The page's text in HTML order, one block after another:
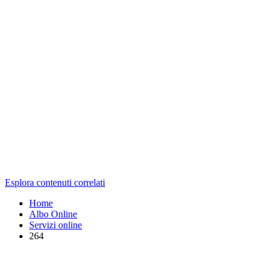
Esplora contenuti correlati
Home
Albo Online
Servizi online
264